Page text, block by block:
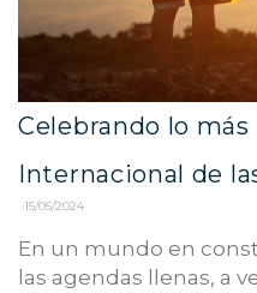
Celebrando lo
Internacional de
15/05/2024
En un mundo en
las agendas llenas, a